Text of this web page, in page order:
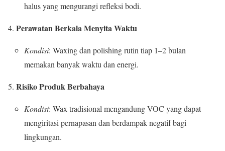
halus yang mengurangi refleksi bodi.
Perawatan Berkala Menyita Waktu
Kondisi: Waxing dan polishing rutin tiap 1–2 bulan
memakan banyak waktu dan energi.
Risiko Produk Berbahaya
Kondisi: Wax tradisional mengandung VOC yang dapat
mengiritasi pernapasan dan berdampak negatif bagi
lingkungan.